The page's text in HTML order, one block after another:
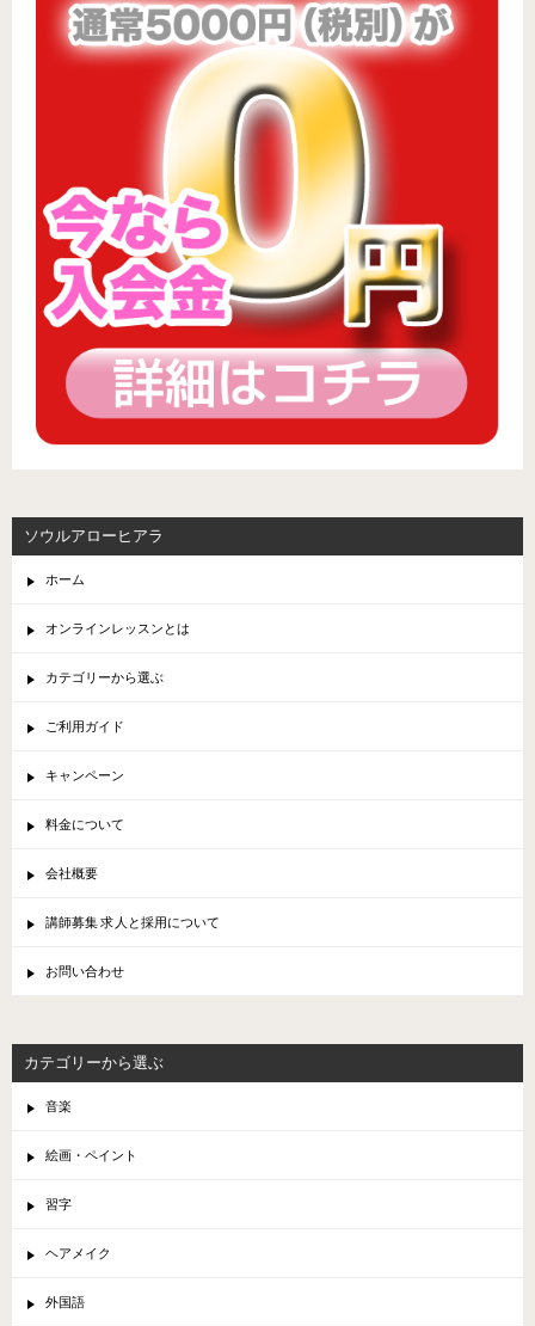
ソウルアローヒアラ
ホーム
オンラインレッスンとは
カテゴリーから選ぶ
ご利用ガイド
キャンペーン
料金について
会社概要
講師募集 求人と採用について
お問い合わせ
カテゴリーから選ぶ
音楽
絵画・ペイント
習字
ヘアメイク
外国語